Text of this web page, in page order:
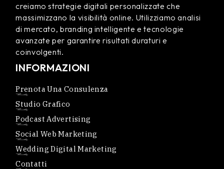
creiamo strategie digitali personalizzate che
massimizzano la visibilità online. Utilizziamo analisi
di mercato, branding intelligente e tecnologie
avanzate per garantire risultati duraturi e
coinvolgenti.
INFORMAZIONI
Prenota Una Consulenza
Studio Grafico
Podcast Advertising
Social Web Marketing
Wedding Digital Marketing
Contatti